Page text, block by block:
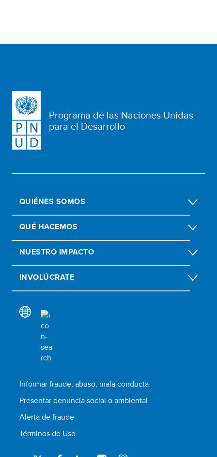
Programa de las Naciones Unidas
para el Desarrollo
QUIÉNES SOMOS
QUÉ HACEMOS
NUESTRO IMPACTO
INVOLÚCRATE
Informar fraude, abuso, mala conducta
Presentar denuncia social o ambiental
Alerta de fraude
Términos de Uso